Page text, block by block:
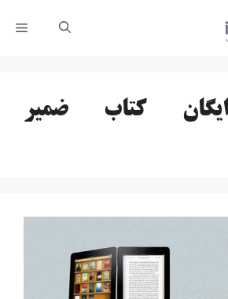
کتاب ضمیر